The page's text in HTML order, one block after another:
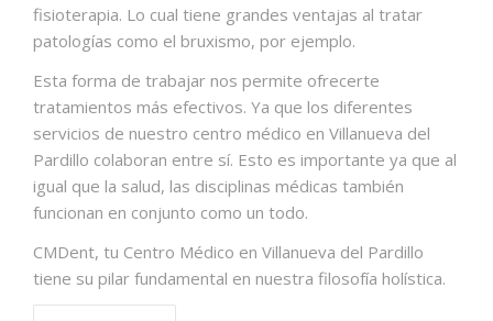
fisioterapia. Lo cual tiene grandes ventajas al tratar
patologías como el bruxismo, por ejemplo.
Esta forma de trabajar nos permite ofrecerte
tratamientos más efectivos. Ya que los diferentes
servicios de nuestro centro médico en Villanueva del
Pardillo colaboran entre sí. Esto es importante ya que al
igual que la salud, las disciplinas médicas también
funcionan en conjunto como un todo.
CMDent, tu Centro Médico en Villanueva del Pardillo
tiene su pilar fundamental en nuestra filosofía holística.